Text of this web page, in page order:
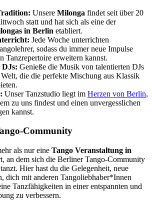
Unsere Milonga findet seit über 20
statt und hat sich als eine der
in Berlin etabliert.
Jede Woche unterrichten
sodass du immer neue Impulse
Tanzrepertoire erweitern kannst.
Genieße die Musik von talentierten DJs
Welt, die die perfekte Mischung aus Klassik
Unser Tanzstudio liegt im Herzen von Berlin,
zu uns findest und einen unvergesslichen
kannst.
Community
als nur eine Tango Veranstaltung in
an dem sich die Berliner Tango-Community
Hier hast du die Gelegenheit, neue
dich mit anderen Tangoliebhaber*Innen
Tanzfähigkeiten in einer entspannten und
zu verbessern.